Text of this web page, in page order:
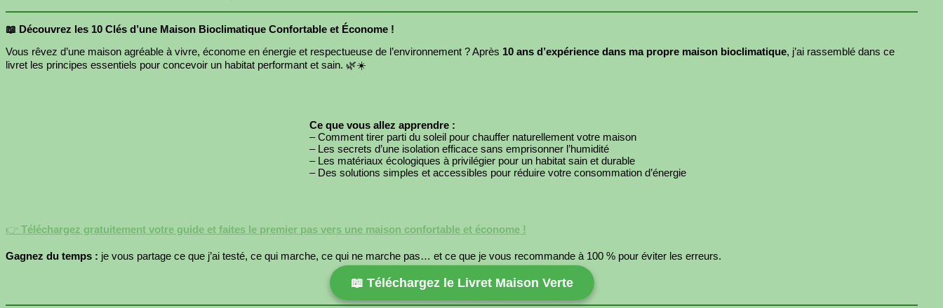
📖 Découvrez les 10 Clés d’une Maison Bioclimatique Confortable et Économe !
Vous rêvez d’une maison agréable à vivre, économe en énergie et respectueuse de l’environnement ? Après 10 ans d’expérience dans ma propre maison bioclimatique, j’ai rassemblé dans ce
livret les principes essentiels pour concevoir un habitat performant et sain. 🌿☀️
Ce que vous allez apprendre :
– Comment tirer parti du soleil pour chauffer naturellement votre maison
– Les secrets d’une isolation efficace sans emprisonner l’humidité
– Les matériaux écologiques à privilégier pour un habitat sain et durable
– Des solutions simples et accessibles pour réduire votre consommation d’énergie
👉 Téléchargez gratuitement votre guide et faites le premier pas vers une maison confortable et économe !
Gagnez du temps : je vous partage ce que j’ai testé, ce qui marche, ce qui ne marche pas… et ce que je vous recommande à 100 % pour éviter les erreurs.
📖 Téléchargez le Livret Maison Verte